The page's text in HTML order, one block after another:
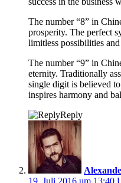
The number “8” in
prosperity. The perfect
limitless possibilities
The number “9” in
eternity. Traditionally
single digit is believed
inspires harmony and
Reply
19. Juli 2016 um 13:40